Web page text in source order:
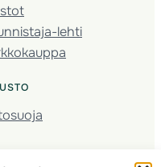
lehti